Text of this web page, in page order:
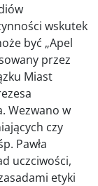
wskutek
być „Apel
przez
Miast
Wezwano w
czy
Pawła
uczciwości,
etyki